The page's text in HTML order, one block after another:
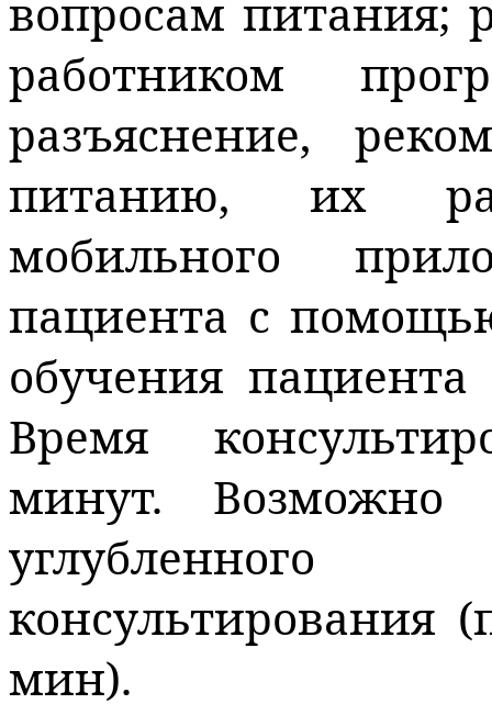
вопросам питания;
работником
разъяснение,
питанию, их
мобильного
пациента с
обучения
Время
минут. Возможно
углубленного
консультирования
мин).